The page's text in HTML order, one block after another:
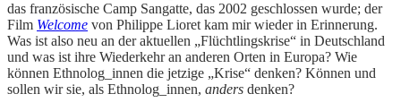
das französische Camp Sangatte, das 2002 geschlossen wurde; der
Film Welcome von Philippe Lioret kam mir wieder in Erinnerung.
Was ist also neu an der aktuellen „Flüchtlingskrise“ in Deutschland
und was ist ihre Wiederkehr an anderen Orten in Europa? Wie
können Ethnolog_innen die jetzige „Krise“ denken? Können und
sollen wir sie, als Ethnolog_innen, anders denken?